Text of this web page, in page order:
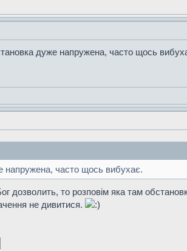
дуже напружена, часто щось
напружена, часто щось вибухає.
дозволить, то розповім яка там
не дивитися.